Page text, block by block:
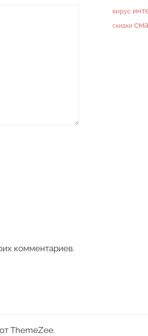
комментариев.
вирус
скидки
ThemeZee.